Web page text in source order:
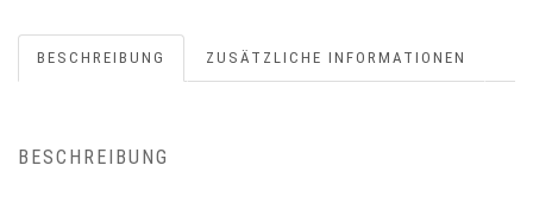
BESCHREIBUNG ZUSÄTZLICHE INFORMATIONEN
BESCHREIBUNG